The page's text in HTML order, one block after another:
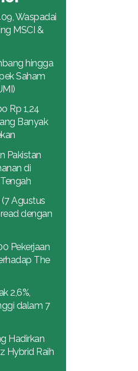
Waspadai
MSCI &
hingga
Saham
Rp 1,24
Banyak
Pakistan
di
Agustus
dengan
Pekerjaan
The
2,6%,
dalam 7
Hadirkan
Hybrid Raih